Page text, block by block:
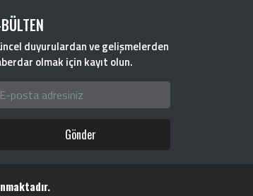
duyurulardan ve gelişmelerden
olmak için kayıt olun.
Gönder